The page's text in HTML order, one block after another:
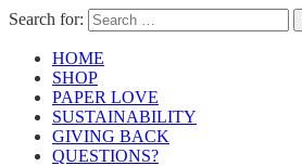
Search for:
HOME
SHOP
PAPER LOVE
SUSTAINABILITY
GIVING BACK
QUESTIONS?